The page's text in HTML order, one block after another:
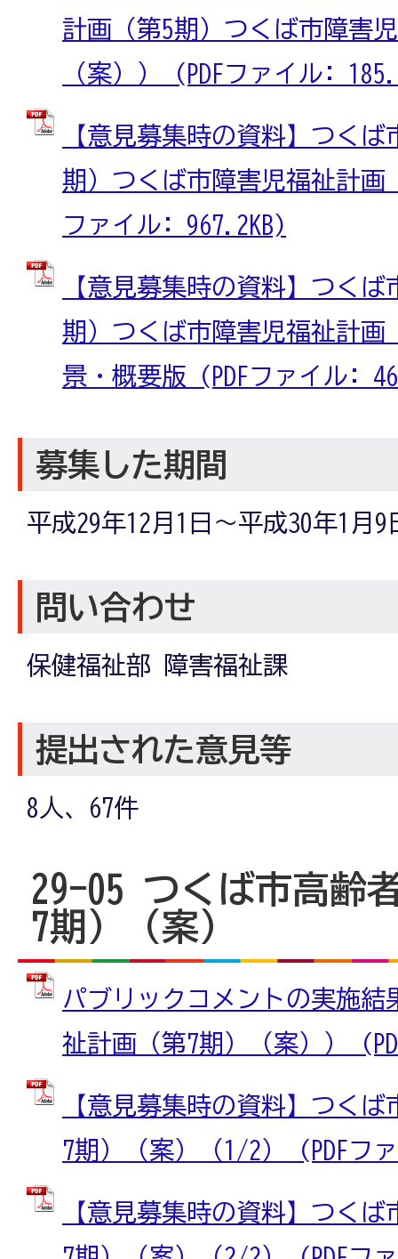
計画（第5期）つくば市障害
（案）） (PDFファイル:
【意見募集時の資料】つく
期）つくば市障害児福祉計画
ファイル: 967.2KB)
【意見募集時の資料】つく
期）つくば市障害児福祉計画
景・概要版 (PDFファイル:
募集した期間
平成29年12月1日～平成30年1月9
問い合わせ
保健福祉部 障害福祉課
提出された意見等
8人、67件
29-05 つくば市高齢
7期）（案）
パブリックコメントの実施結
祉計画（第7期）（案））
【意見募集時の資料】つく
7期）（案）（1/2） (PDFフ
【意見募集時の資料】つく